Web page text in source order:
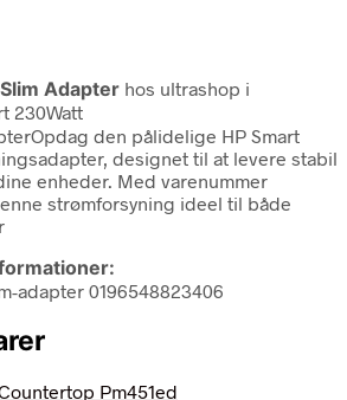
Adapter hos ultrashop i
230Watt
den pålidelige HP Smart
designet til at levere stabil
enheder. Med varenummer
strømforsyning ideel til både
adapter 0196548823406